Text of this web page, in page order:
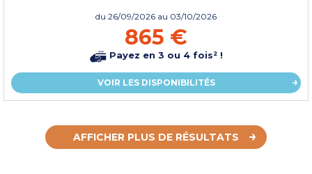
du 26/09/2026 au 03/10/2026
865 €
Payez en 3 ou 4 fois² !
VOIR LES DISPONIBILITÉS
AFFICHER PLUS DE RÉSULTATS